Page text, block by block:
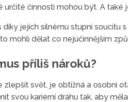
určité činnosti mohou být. A
jejich silnému stupni
mohli dělat co nejúčinnějším
příliš nároků?
svět, je obtížná a osobní
svou kariérní dráhu tak, aby